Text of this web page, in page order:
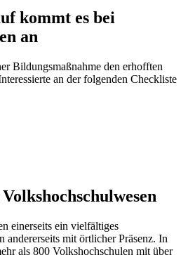
kommt es bei
an
Bildungsmaßnahme den erhofften
an der folgenden Checkliste
einerseits ein vielfältiges
andererseits mit örtlicher Präsenz. In
als 800 Volkshochschulen mit über